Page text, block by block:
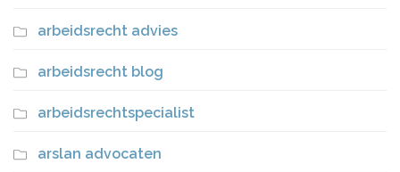
arbeidsrecht advies
arbeidsrecht blog
arbeidsrechtspecialist
arslan advocaten